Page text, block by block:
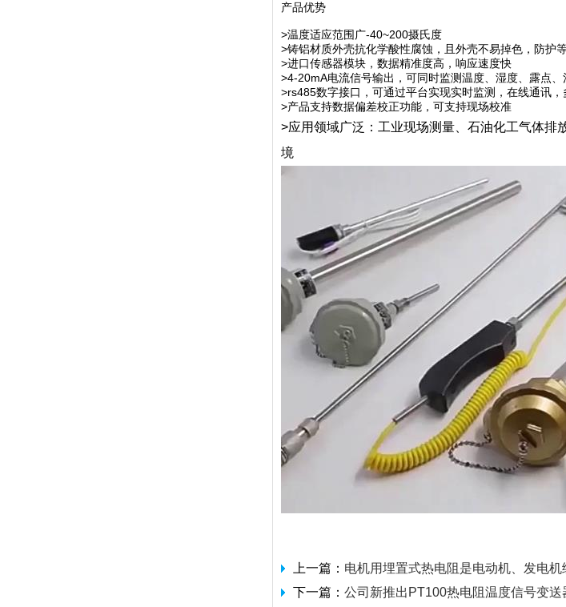
产品优势
>温度适应范围广-40~200摄氏度
>铸铝材质外壳抗化学酸性腐蚀，且外壳不易掉色，防护
>进口传感器模块，数据精准度高，响应速度快
>4-20mA电流信号输出，可同时监测温度、湿度、露点、
>rs485数字接口，可通过平台实现实时监测，在线通讯
>产品支持数据偏差校正功能，可支持现场校准
>应用领域广泛：工业现场测量、石油化工气体
境
上一篇： 电机用埋置式热电阻是电动机、发电
下一篇： 公司新推出PT100热电阻温度信号变送